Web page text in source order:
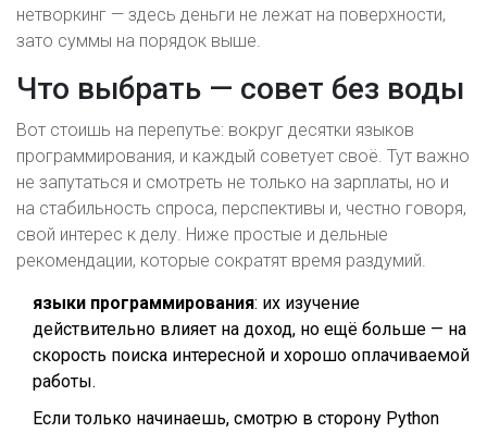
нетворкинг — здесь деньги не лежат на поверхности,
зато суммы на порядок выше.
Что выбрать — совет без воды
Вот стоишь на перепутье: вокруг десятки языков
программирования, и каждый советует своё. Тут важно
не запутаться и смотреть не только на зарплаты, но и
на стабильность спроса, перспективы и, честно говоря,
свой интерес к делу. Ниже простые и дельные
рекомендации, которые сократят время раздумий.
языки программирования: их изучение
действительно влияет на доход, но ещё больше — на
скорость поиска интересной и хорошо оплачиваемой
работы.
Если только начинаешь, смотрю в сторону Python